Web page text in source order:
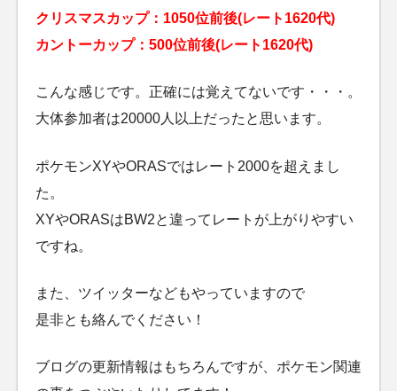
クリスマスカップ：1050位前後(レート1620代)
カントーカップ：500位前後(レート1620代)
こんな感じです。正確には覚えてないです・・・。
大体参加者は20000人以上だったと思います。
ポケモンXYやORASではレート2000を超えまし
た。
XYやORASはBW2と違ってレートが上がりやすい
ですね。
また、ツイッターなどもやっていますので
是非とも絡んでください！
ブログの更新情報はもちろんですが、ポケモン関連